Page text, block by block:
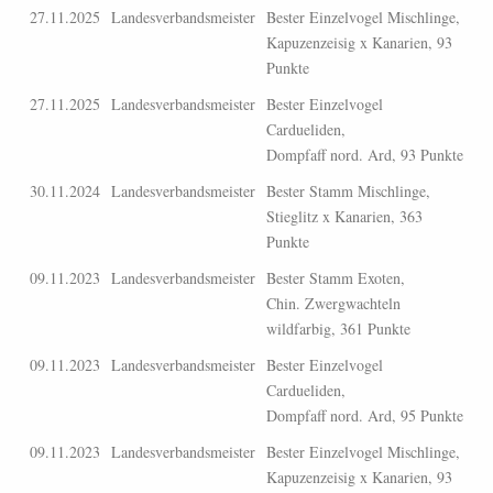
27.11.2025 Landesverbandsmeister Bester Einzelvogel Mischlinge,
Kapuzenzeisig x Kanarien, 93
Punkte
27.11.2025 Landesverbandsmeister Bester Einzelvogel
Cardueliden,
Dompfaff nord. Ard, 93 Punkte
30.11.2024 Landesverbandsmeister Bester Stamm Mischlinge,
Stieglitz x Kanarien, 363
Punkte
09.11.2023 Landesverbandsmeister Bester Stamm Exoten,
Chin. Zwergwachteln
wildfarbig, 361 Punkte
09.11.2023 Landesverbandsmeister Bester Einzelvogel
Cardueliden,
Dompfaff nord. Ard, 95 Punkte
09.11.2023 Landesverbandsmeister Bester Einzelvogel Mischlinge,
Kapuzenzeisig x Kanarien, 93